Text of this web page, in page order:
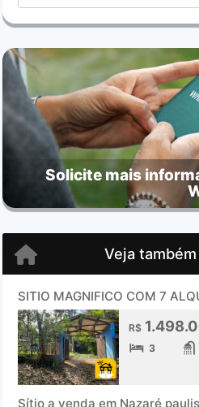
Solicite mais
Veja também
SITIO MAGNIFICO COM 7
R$
3
Sítio a venda em Nazaré